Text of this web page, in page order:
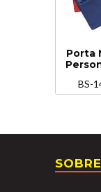
Porta
BS-